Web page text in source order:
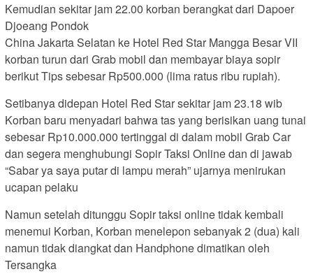
Kemudian sekitar jam 22.00 korban berangkat dari Dapoer
Djoeang Pondok
China Jakarta Selatan ke Hotel Red Star Mangga Besar VII
korban turun dari Grab mobil dan membayar biaya sopir
berikut Tips sebesar Rp500.000 (lima ratus ribu rupiah).
Setibanya didepan Hotel Red Star sekitar jam 23.18 wib
Korban baru menyadari bahwa tas yang berisikan uang tunai
sebesar Rp10.000.000 tertinggal di dalam mobil Grab Car
dan segera menghubungi Sopir Taksi Online dan di jawab
“Sabar ya saya putar di lampu merah” ujarnya menirukan
ucapan pelaku
Namun setelah ditunggu Sopir taksi online tidak kembali
menemui Korban, Korban menelepon sebanyak 2 (dua) kali
namun tidak diangkat dan Handphone dimatikan oleh
Tersangka